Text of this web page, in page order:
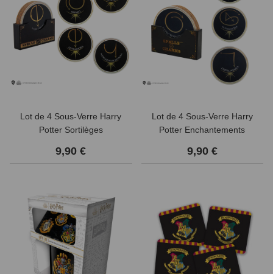
Lot de 4 Sous-Verre Harry
Potter Sortilèges
9,90 €
Lot de 4 Sous-Verre Harry
Potter Enchantements
9,90 €